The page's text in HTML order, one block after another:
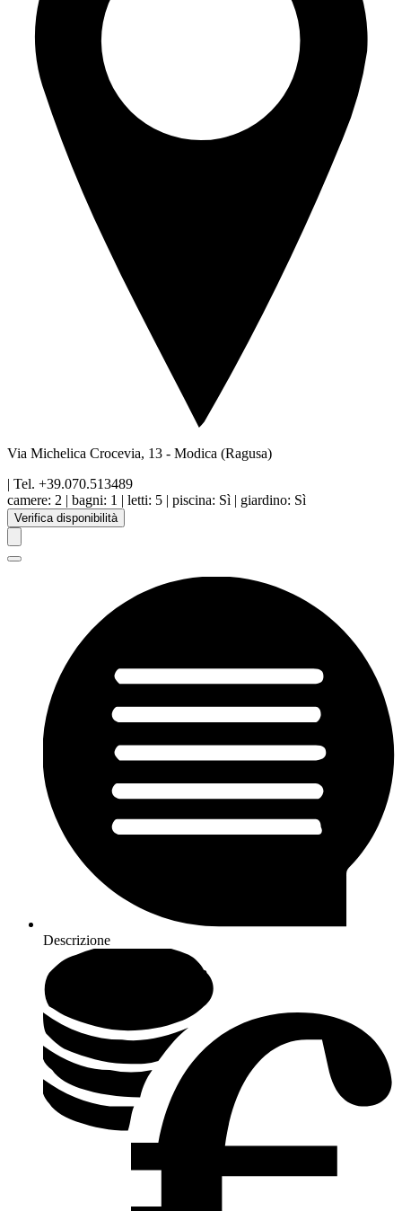
Via Michelica Crocevia, 13 - Modica (Ragusa)
| Tel. +39.070.513489
camere: 2 | bagni: 1 | letti: 5 | piscina: Sì | giardino: Sì
Verifica disponibilità
Descrizione